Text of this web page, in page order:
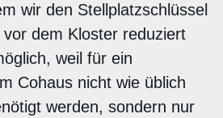
wir den Stellplatzschlüssel
dem Kloster reduziert
weil für ein
Cohaus nicht wie üblich
werden, sondern nur